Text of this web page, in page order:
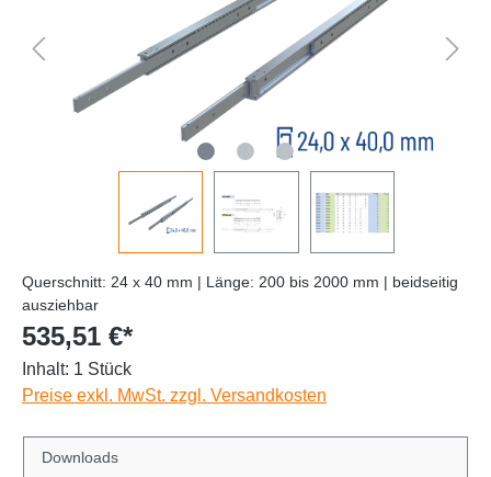
Querschnitt: 24 x 40 mm | Länge: 200 bis 2000 mm | beidseitig
ausziehbar
535,51 €*
Inhalt: 1 Stück
Preise exkl. MwSt. zzgl. Versandkosten
Downloads